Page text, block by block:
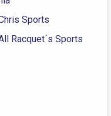
Sports
Racquet´s Sports